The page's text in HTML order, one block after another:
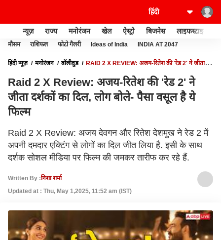
न्यूज़ राज्य मनोरंजन खेल ऐस्ट्रो बिजनेस लाइफस्टाइल
मौसम राशिफल फोटो गैलरी Ideas of India INDIA AT 2047
हिंदी न्यूज़ मनोरंजन बॉलीवुड
RAID 2 X REVIEW: अजय-रितेश की 'रेड 2' ने जीता
Raid 2 X Review: अजय-रितेश की 'रेड 2' ने
जीता दर्शकों का दिल, लोग बोले- पैसा वसूल है ये
फिल्म
Raid 2 X Review: अजय देवगन और रितेश देशमुख ने रेड 2 में
अपनी दमदार एक्टिंग से लोगों का दिल जीत लिया है. इसी के साथ
दर्शक सोशल मीडिया पर फिल्म की जमकर तारीफ कर रहे हैं.
Written By :निशा शर्मा
Updated at : Thu, May 1,2025, 11:52 am (IST)